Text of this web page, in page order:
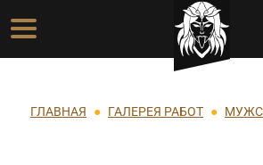
Перейти к основному
Основная навигация
Строка навигации
ГЛАВНАЯ ГАЛЕРЕЯ РАБОТ